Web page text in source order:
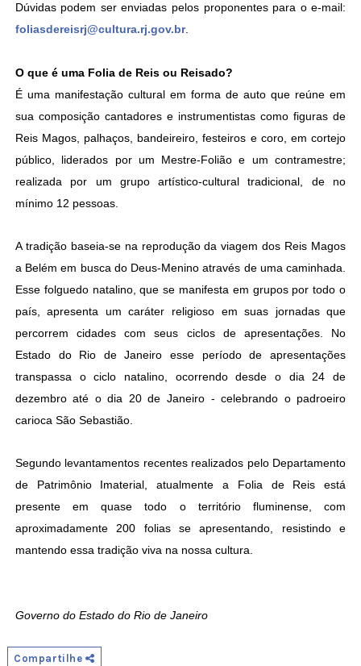
Dúvidas podem ser enviadas pelos proponentes para o e-mail:
foliasdereisrj@cultura.rj.gov.br.
O que é uma Folia de Reis ou Reisado?
É uma manifestação cultural em forma de auto que reúne em
sua composição cantadores e instrumentistas como figuras de
Reis Magos, palhaços, bandeireiro, festeiros e coro, em cortejo
público, liderados por um Mestre-Folião e um contramestre;
realizada por um grupo artístico-cultural tradicional, de no
mínimo 12 pessoas.
A tradição baseia-se na reprodução da viagem dos Reis Magos
a Belém em busca do Deus-Menino através de uma caminhada.
Esse folguedo natalino, que se manifesta em grupos por todo o
país, apresenta um caráter religioso em suas jornadas que
percorrem cidades com seus ciclos de apresentações. No
Estado do Rio de Janeiro esse período de apresentações
transpassa o ciclo natalino, ocorrendo desde o dia 24 de
dezembro até o dia 20 de Janeiro - celebrando o padroeiro
carioca São Sebastião.
Segundo levantamentos recentes realizados pelo Departamento
de Patrimônio Imaterial, atualmente a Folia de Reis está
presente em quase todo o território fluminense, com
aproximadamente 200 folias se apresentando, resistindo e
mantendo essa tradição viva na nossa cultura.
Governo do Estado do Rio de Janeiro
Compartilhe